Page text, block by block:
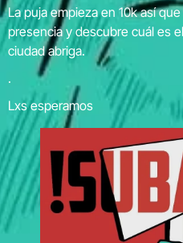
La puja empieza en 10k así
presencia y descubre cuál es
ciudad abriga.
.
Lxs esperamos